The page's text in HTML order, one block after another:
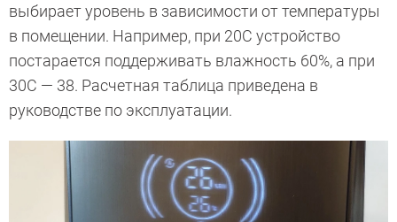
выбирает уровень в зависимости от температуры
в помещении. Например, при 20С устройство
постарается поддерживать влажность 60%, а при
30С — 38. Расчетная таблица приведена в
руководстве по эксплуатации.